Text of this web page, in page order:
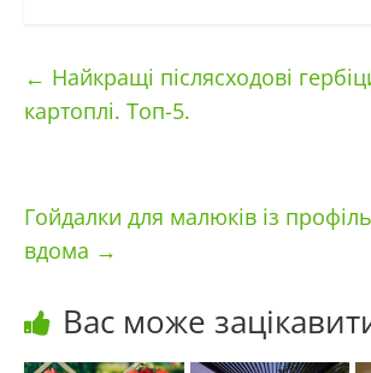
← Найкращі післясходові
картоплі. Топ-5.
Гойдалки для малюків із
вдома →
Вас може